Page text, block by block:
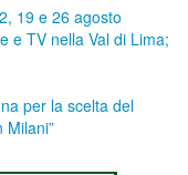
19 e 26 agosto
e TV nella Val di Lima;
per la scelta del
Milani”